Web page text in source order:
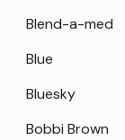
Blend-a-med
Blue
Bluesky
Bobbi Brown